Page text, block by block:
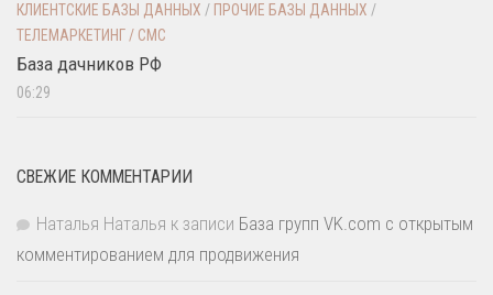
КЛИЕНТСКИЕ БАЗЫ ДАННЫХ / ПРОЧИЕ БАЗЫ ДАННЫХ /
ТЕЛЕМАРКЕТИНГ / СМС
База дачников РФ
06:29
СВЕЖИЕ КОММЕНТАРИИ
Наталья Наталья к записи База групп VK.com с открытым
комментированием для продвижения